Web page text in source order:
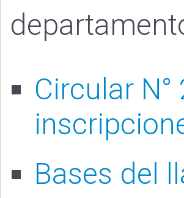
Circular
Bases del